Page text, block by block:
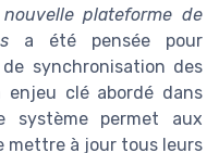
nouvelle plateforme de
a été pensée pour
synchronisation des
clé abordé dans
système permet aux
mettre à jour tous leurs